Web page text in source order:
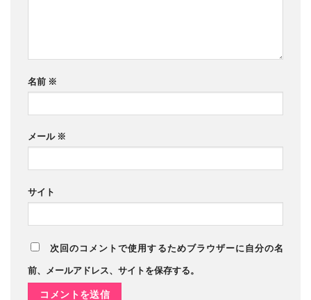
名前 ※
メール ※
サイト
次回のコメントで使用するためブラウザーに自分の名
前、メールアドレス、サイトを保存する。